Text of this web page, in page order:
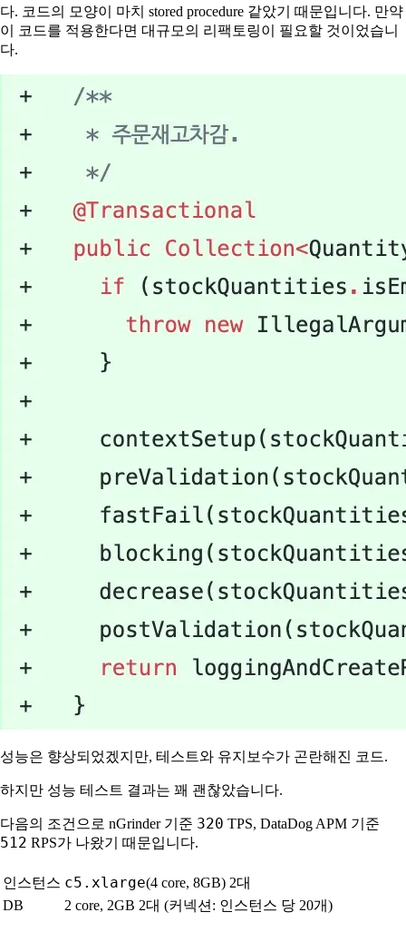
다. 코드의 모양이 마치 stored procedure 같았기 때문입니다. 만약
이 코드를 적용한다면 대규모의 리팩토링이 필요할 것이었습니
다.
성능은 향상되었겠지만, 테스트와 유지보수가 곤란해진 코드.
하지만 성능 테스트 결과는 꽤 괜찮았습니다.
다음의 조건으로 nGrinder 기준 320 TPS, DataDog APM 기준
512 RPS가 나왔기 때문입니다.
인스턴스 c5.xlarge(4 core, 8GB) 2대
DB
2 core, 2GB 2대 (커넥션: 인스턴스 당 20개)